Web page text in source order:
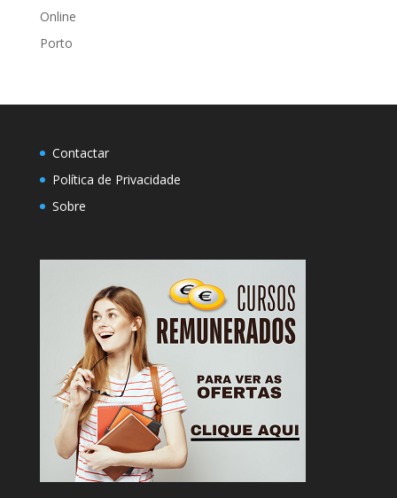
Online
Porto
Contactar
Política de Privacidade
Sobre